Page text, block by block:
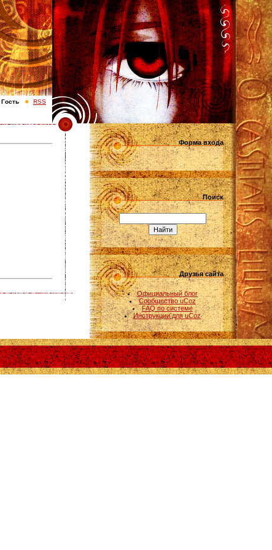
Гость RSS
Форма входа
Поиск
Друзья сайта
Официальный блог
Сообщество uCoz
FAQ по системе
Инструкции для uCoz